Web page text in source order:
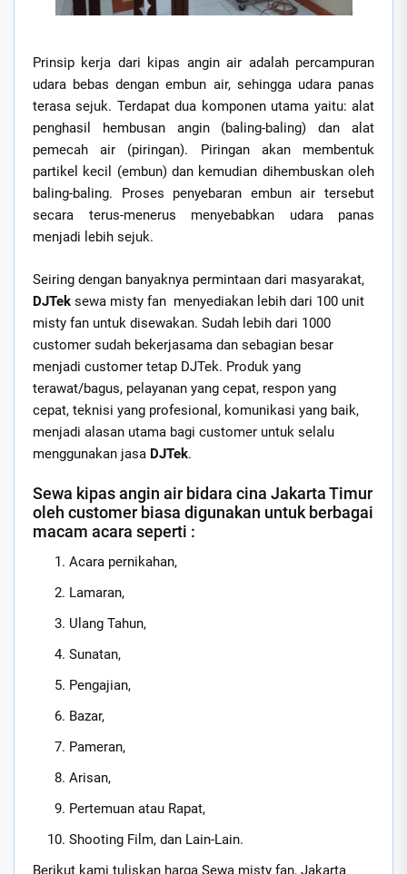
Prinsip kerja dari kipas angin air adalah percampuran
udara bebas dengan embun air, sehingga udara panas
terasa sejuk. Terdapat dua komponen utama yaitu: alat
penghasil hembusan angin (baling-baling) dan alat
pemecah air (piringan). Piringan akan membentuk
partikel kecil (embun) dan kemudian dihembuskan oleh
baling-baling. Proses penyebaran embun air tersebut
secara terus-menerus menyebabkan udara panas
menjadi lebih sejuk.
Seiring dengan banyaknya permintaan dari masyarakat,
DJTek sewa misty fan menyediakan lebih dari 100 unit
misty fan untuk disewakan. Sudah lebih dari 1000
customer sudah bekerjasama dan sebagian besar
menjadi customer tetap DJTek. Produk yang
terawat/bagus, pelayanan yang cepat, respon yang
cepat, teknisi yang profesional, komunikasi yang baik,
menjadi alasan utama bagi customer untuk selalu
menggunakan jasa DJTek.
Sewa kipas angin air bidara cina Jakarta Timur
oleh customer biasa digunakan untuk berbagai
macam acara seperti :
Acara pernikahan,
Lamaran,
Ulang Tahun,
Sunatan,
Pengajian,
Bazar,
Pameran,
Arisan,
Pertemuan atau Rapat,
Shooting Film, dan Lain-Lain.
Berikut kami tuliskan harga Sewa misty fan, Jakarta